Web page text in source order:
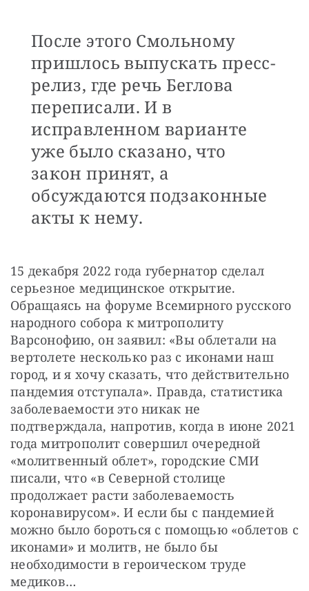
После этого Смольному
пришлось выпускать пресс-
релиз, где речь Беглова
переписали. И в
исправленном варианте
уже было сказано, что
закон принят, а
обсуждаются подзаконные
акты к нему.
15 декабря 2022 года губернатор сделал
серьезное медицинское открытие.
Обращаясь на форуме Всемирного русского
народного собора к митрополиту
Варсонофию, он заявил: «Вы облетали на
вертолете несколько раз с иконами наш
город, и я хочу сказать, что действительно
пандемия отступала». Правда, статистика
заболеваемости это никак не
подтверждала, напротив, когда в июне 2021
года митрополит совершил очередной
«молитвенный облет», городские СМИ
писали, что «в Северной столице
продолжает расти заболеваемость
коронавирусом». И если бы с пандемией
можно было бороться с помощью «облетов с
иконами» и молитв, не было бы
необходимости в героическом труде
медиков…